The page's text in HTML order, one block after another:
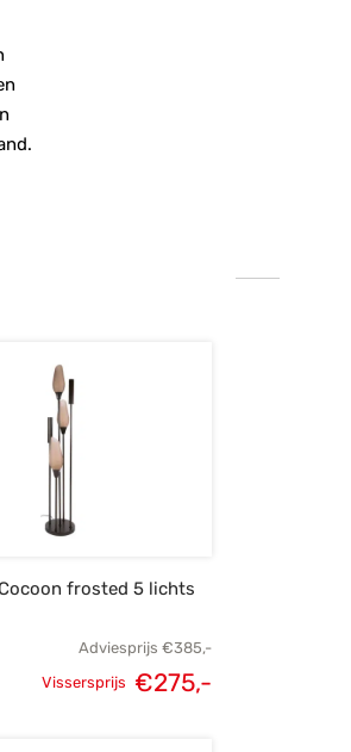
frosted 5 lichts
Adviesprijs €385,-
Vissersprijs €275,-